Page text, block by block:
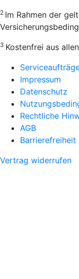
2 Im Rahmen der
3 Kostenfrei aus
Impressum
Datenschutz
Rechtliche
AGB
Barrierefreiheit
Vertrag widerrufen